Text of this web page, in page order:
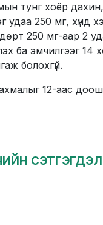
тунг хоёр
удаа 250 мг, хүнд
250 мг-аар 2
ба эмчилгээг 14
болохгүй.
12-аас доош
сэтгэгдэл